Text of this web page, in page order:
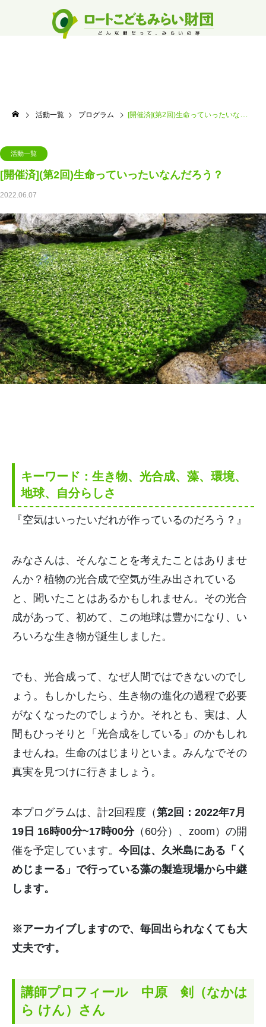
活動一覧 プログラム [開催済](第2回)生命っていったいなんだろう？
活動一覧
[開催済](第2回)生命っていったいなんだろう？
2022.06.07
キーワード：生き物、光合成、藻、環境、
地球、自分らしさ
『空気はいったいだれが作っているのだろう？』
みなさんは、そんなことを考えたことはありませ
んか？植物の光合成で空気が生み出されている
と、聞いたことはあるかもしれません。その光合
成があって、初めて、この地球は豊かになり、い
ろいろな生き物が誕生しました。
でも、光合成って、なぜ人間ではできないのでし
ょう。もしかしたら、生き物の進化の過程で必要
がなくなったのでしょうか。それとも、実は、人
間もひっそりと「光合成をしている」のかもしれ
ませんね。生命のはじまりといま。みんなでその
真実を見つけに行きましょう。
本プログラムは、計2回程度（第2回：2022年7月
19日 16時00分~17時00分（60分）、zoom）の開
催を予定しています。 今回は、久米島にある「く
めじまーる」で行っている藻の製造現場から中継
します。
※アーカイブしますので、毎回出られなくても大
丈夫です。
講師プロフィール 中原 剣（なかは
ら けん）さん